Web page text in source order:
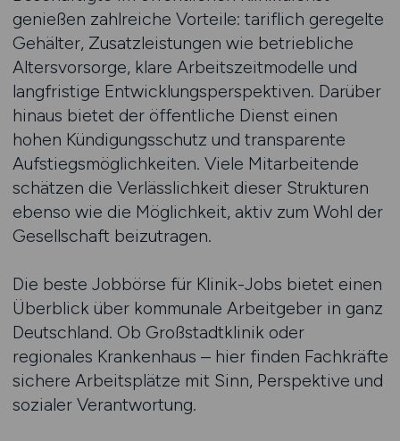
genießen zahlreiche Vorteile: tariflich geregelte
Gehälter, Zusatzleistungen wie betriebliche
Altersvorsorge, klare Arbeitszeitmodelle und
langfristige Entwicklungsperspektiven. Darüber
hinaus bietet der öffentliche Dienst einen
hohen Kündigungsschutz und transparente
Aufstiegsmöglichkeiten. Viele Mitarbeitende
schätzen die Verlässlichkeit dieser Strukturen
ebenso wie die Möglichkeit, aktiv zum Wohl der
Gesellschaft beizutragen.
Die beste Jobbörse für Klinik-Jobs bietet einen
Überblick über kommunale Arbeitgeber in ganz
Deutschland. Ob Großstadtklinik oder
regionales Krankenhaus – hier finden Fachkräfte
sichere Arbeitsplätze mit Sinn, Perspektive und
sozialer Verantwortung.